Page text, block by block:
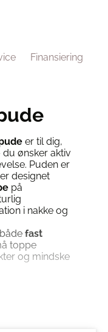
Finansiering
er til dig,
ønsker aktiv
Puden er
designet
på
i nakke og
fast
toppe
og mindske
inderbetræk
fugtafledning
60 x 40 cm